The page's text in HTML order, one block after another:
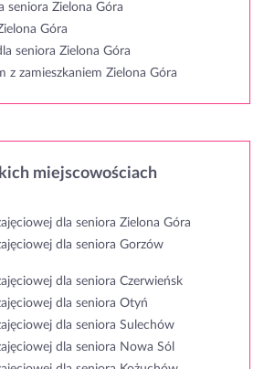
seniora Zielona Góra
Góra
seniora Zielona Góra
z zamieszkaniem Zielona Góra
miejscowościach
dla seniora Zielona Góra
dla seniora Gorzów
dla seniora Czerwieńsk
dla seniora Otyń
dla seniora Sulechów
dla seniora Nowa Sól